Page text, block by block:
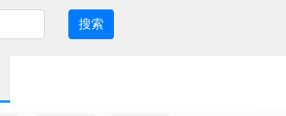
搜索